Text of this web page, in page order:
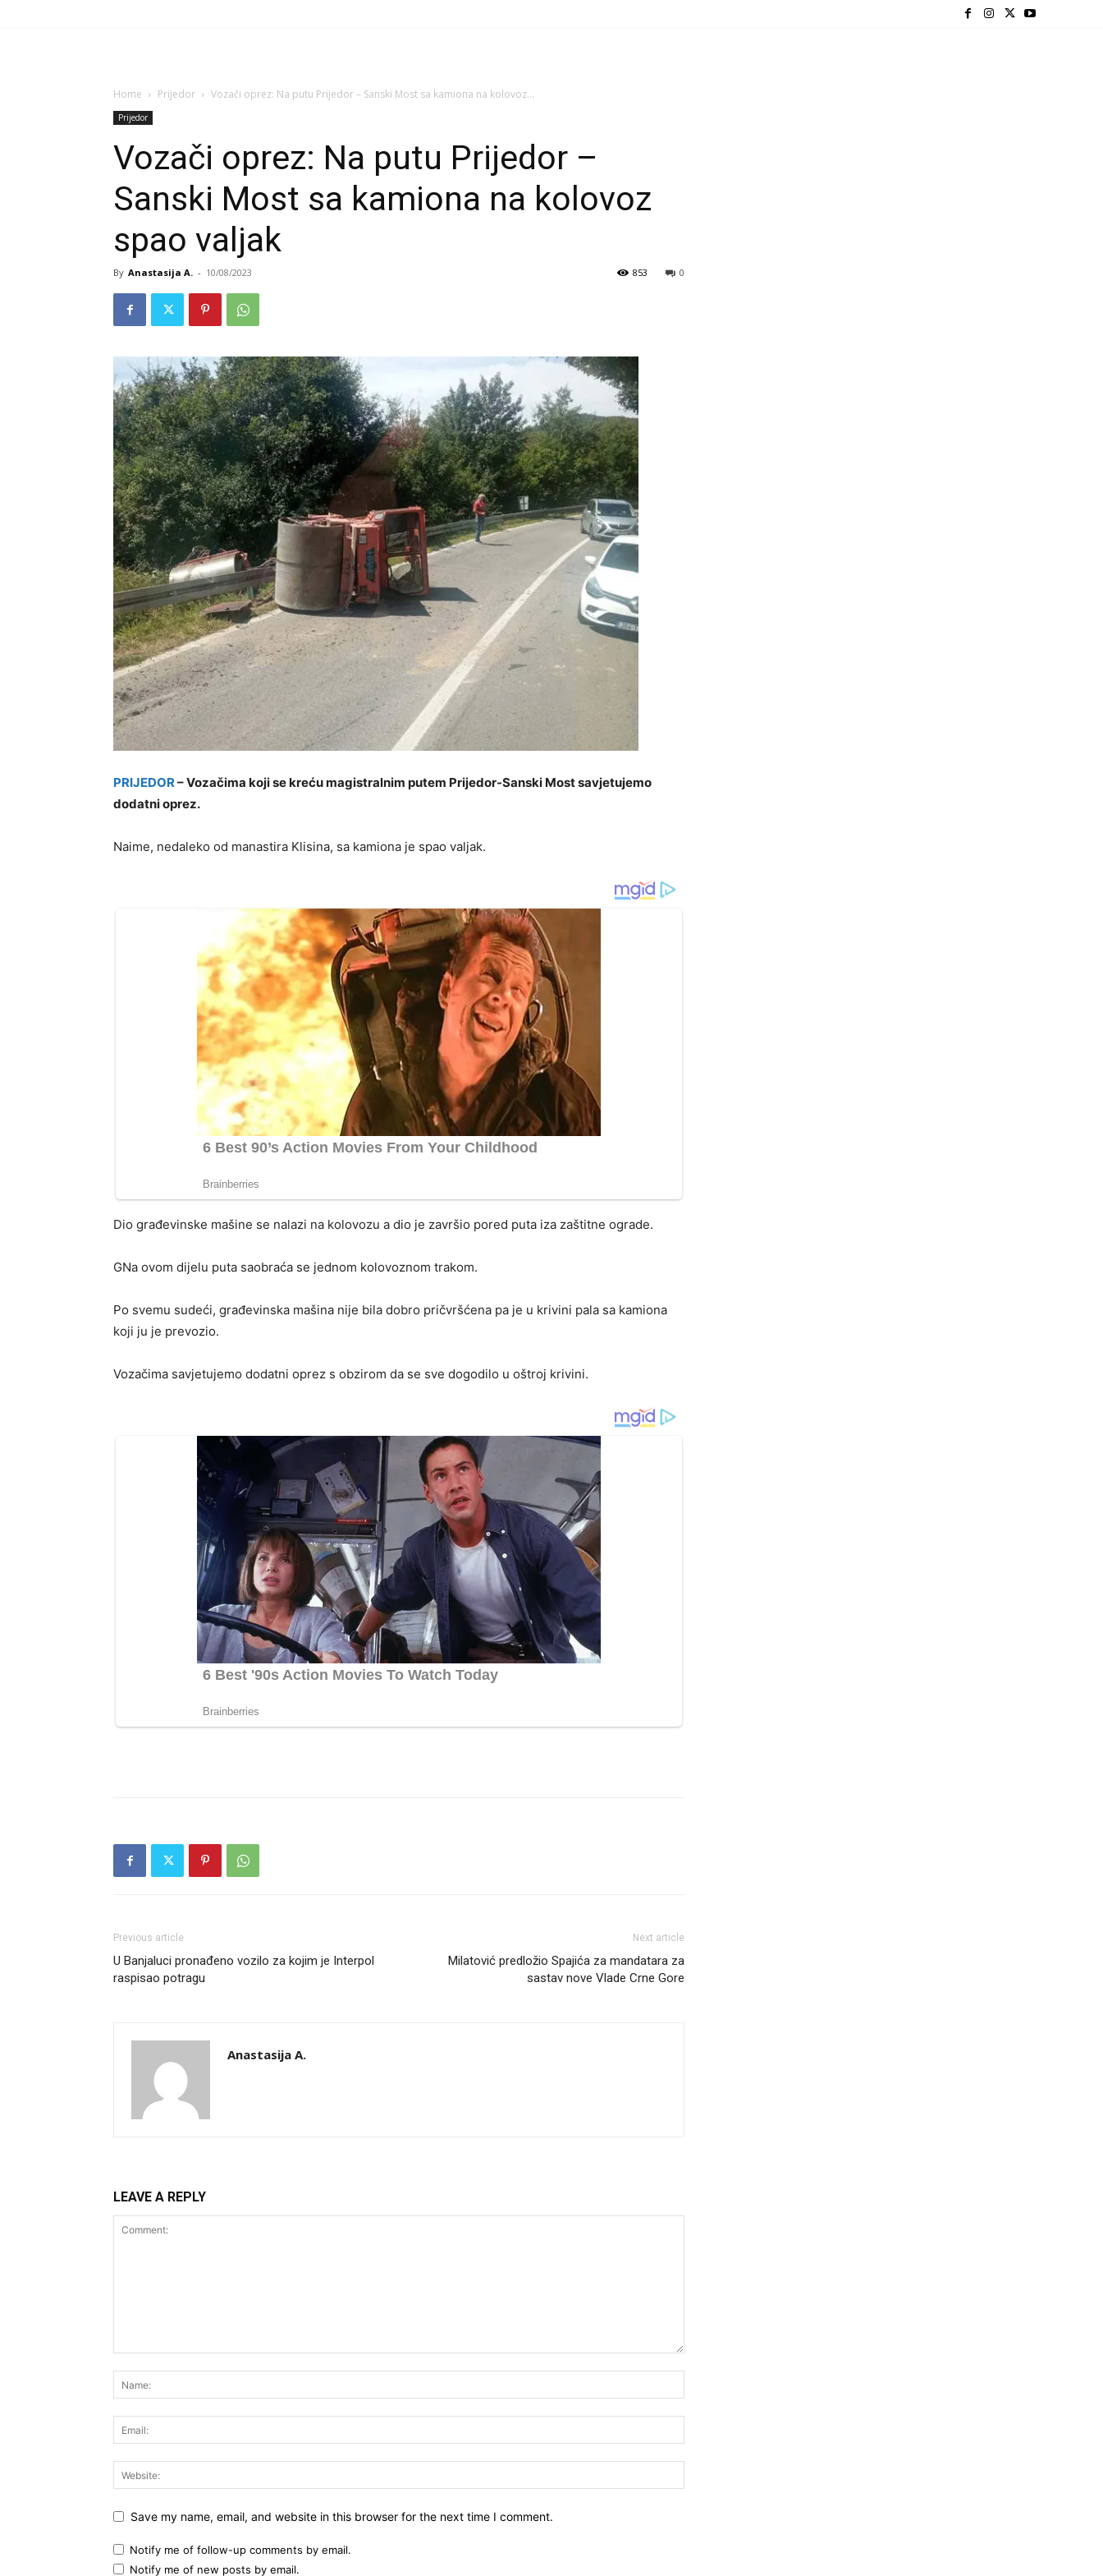
Home Prijedor Vozači oprez: Na putu Prijedor – Sanski Most sa kamiona na kolovoz...
Prijedor
Vozači oprez: Na putu Prijedor –
Sanski Most sa kamiona na kolovoz
spao valjak
By Anastasija A. - 10/08/2023 0
853
PRIJEDOR– Vozačima koji se kreću magistralnim putem Prijedor-Sanski Most savjetujemo
dodatni oprez.
Naime, nedaleko od manastira Klisina, sa kamiona je spao valjak.
Dio građevinske mašine se nalazi na kolovozu a dio je završio pored puta iza zaštitne ograde.
GNa ovom dijelu puta saobraća se jednom kolovoznom trakom.
Po svemu sudeći, građevinska mašina nije bila dobro pričvršćena pa je u krivini pala sa kamiona
koji ju je prevozio.
Vozačima savjetujemo dodatni oprez s obzirom da se sve dogodilo u oštroj krivini.
Previous article
U Banjaluci pronađeno vozilo za kojim je Interpol
raspisao potragu
Next article
Milatović predložio Spajića za mandatara za
sastav nove Vlade Crne Gore
Anastasija A.
LEAVE A REPLY
Save my name, email, and website in this browser for the next time I comment.
Notify me of follow-up comments by email.
Notify me of new posts by email.